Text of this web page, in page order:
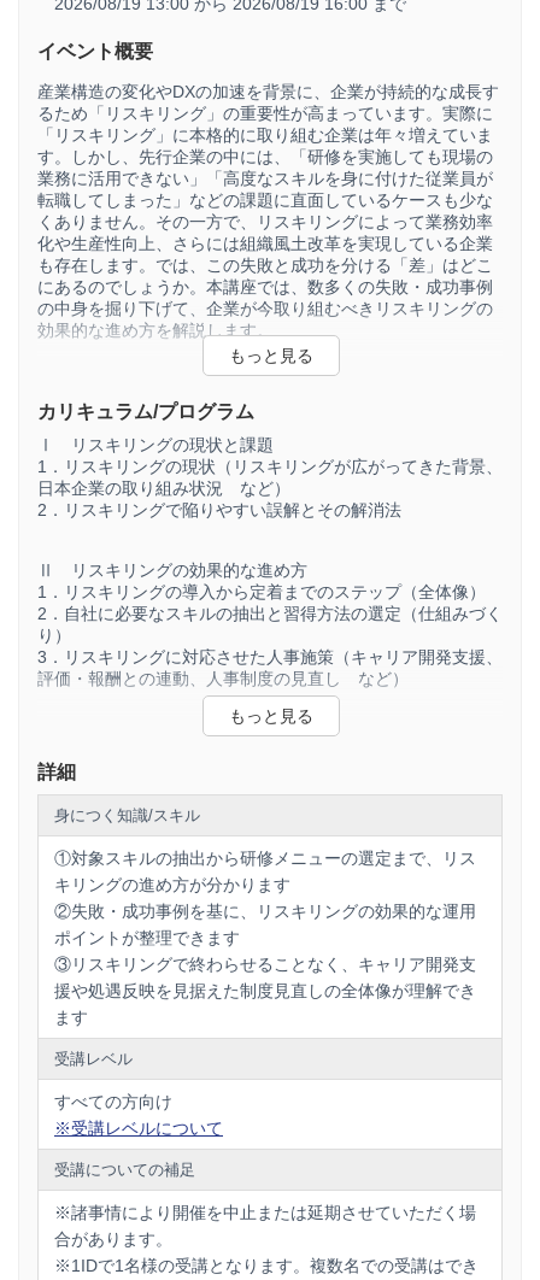
2026/08/19 13:00 から 2026/08/19 16:00 まで
イベント概要
産業構造の変化やDXの加速を背景に、企業が持続的な成長す
るため「リスキリング」の重要性が高まっています。実際に
「リスキリング」に本格的に取り組む企業は年々増えていま
す。しかし、先行企業の中には、「研修を実施しても現場の
業務に活用できない」「高度なスキルを身に付けた従業員が
転職してしまった」などの課題に直面しているケースも少な
くありません。その一方で、リスキリングによって業務効率
化や生産性向上、さらには組織風土改革を実現している企業
も存在します。では、この失敗と成功を分ける「差」はどこ
にあるのでしょうか。本講座では、数多くの失敗・成功事例
の中身を掘り下げて、企業が今取り組むべきリスキリングの
効果的な進め方を解説します。
なお、本講座におけるリスキリングとは、単なる「専門的な
時代を生き抜くために、将来的な価値創造につながる「新た
わず、これからの組織の在り方を模索しているすべての企業
にとって、具体的かつ実践的なヒントが得られる内容となっ
ていますので、経営者や人事関係者の皆さまのご参加をお待
ちしております。
をご確認のうえで、お申込みください。
https://www.rosei.jp/seminarstore/seminar/deliveru
カリキュラム/プログラム
Ⅰ リスキリングの現状と課題
1．リスキリングの現状（リスキリングが広がってきた背景、
日本企業の取り組み状況 など）
2．リスキリングで陥りやすい誤解とその解消法
Ⅱ リスキリングの効果的な進め方
1．リスキリングの導入から定着までのステップ（全体像）
2．自社に必要なスキルの抽出と習得方法の選定（仕組みづく
り）
3．リスキリングに対応させた人事施策（キャリア開発支援、
評価・報酬との連動、人事制度の見直し など）
Ⅲ リスキリングの失敗・成功事例
1．失敗事例の紹介（リスキリングの推進により生じた問題、
問題が生じた要因の分析 など）
2．成功事例の紹介（リスキリングを成功させるポイント、リ
スキリングによってもたらされた効果 など）
Ⅳ 質疑応答・まとめ
1．質疑応答
2．まとめ ～新たな成長に向けて、日本企業が取り組むべき
こと、人事部門が果たすべき役割～
詳細
身につく知識/スキル
①対象スキルの抽出から研修メニューの選定まで、リス
キリングの進め方が分かります
②失敗・成功事例を基に、リスキリングの効果的な運用
ポイントが整理できます
③リスキリングで終わらせることなく、キャリア開発支
援や処遇反映を見据えた制度見直しの全体像が理解でき
ます
受講レベル
すべての方向け
※受講レベルについて
受講についての補足
※諸事情により開催を中止または延期させていただく場
合があります。
※1IDで1名様の受講となります。複数名での受講はでき